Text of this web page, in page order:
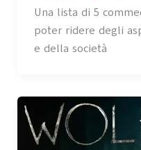
Una lista di 5
poter ridere degli
e della società